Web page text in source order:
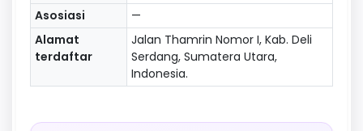
Asosiasi
—
Alamat
terdaftar
Jalan Thamrin Nomor I, Kab. Deli
Serdang, Sumatera Utara,
Indonesia.